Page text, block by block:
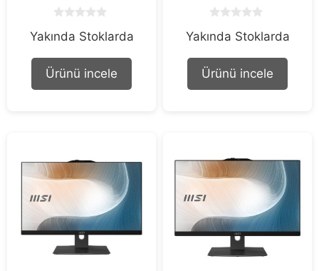
o
t
f
Yakında Stoklarda
Ürünü incele
o
t
f
Yakında Stoklarda
Ürünü incele